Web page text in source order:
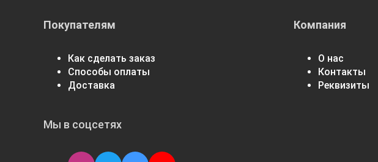
Покупателям
Как сделать заказ
Способы оплаты
Доставка
Компания
О нас
Контакты
Реквизиты
Мы в соцсетях